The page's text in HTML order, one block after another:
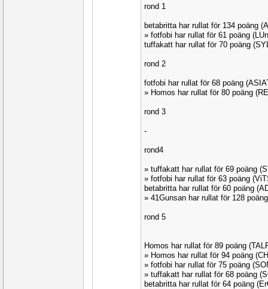
rond 1
betabritta har rullat för 134 poäng
» fotfobi har rullat för 61 poäng
tuffakatt har rullat för 70 poäng
rond 2
fotfobi har rullat för 68 poäng
» Homos har rullat för 80 poäng
rond 3
-
rond4
» tuffakatt har rullat för 69 poäng
» fotfobi har rullat för 63 poäng
betabritta har rullat för 60 poäng
» 41Gunsan har rullat för 128
rond 5
Homos har rullat för 89 poäng
» Homos har rullat för 94 poäng
» fotfobi har rullat för 75 poäng
» tuffakatt har rullat för 68 poäng
betabritta har rullat för 64 poäng